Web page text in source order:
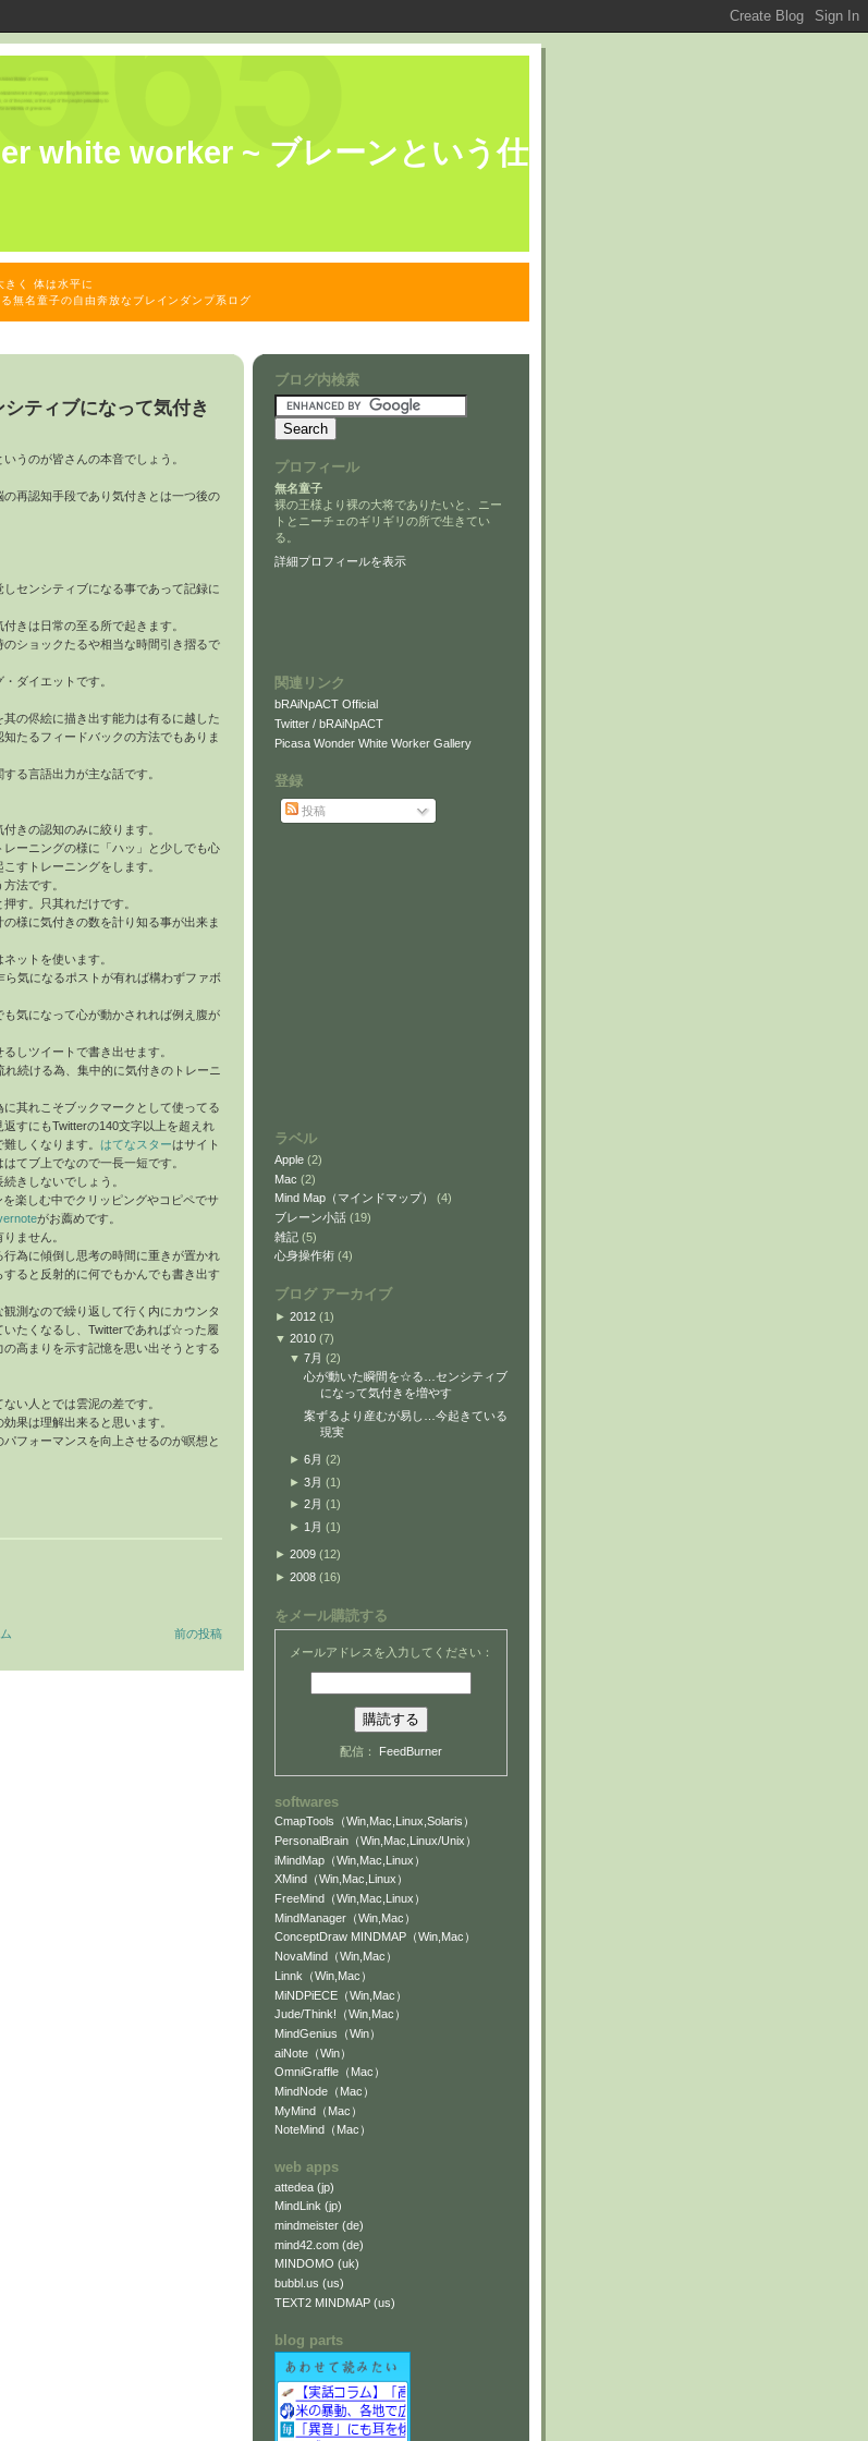
white worker ~ ブレーンという仕
きく 体は水平に
無名童子の自由奔放なブレインダンプ系ログ
ティブになって気付き
うのが皆さんの本音でしょう。
再認知手段であり気付きとは一つ後の
センシティブになる事であって記録に
きは日常の至る所で起きます。
ショックたるや相当な時間引き摺るで
ダイエットです。
の侭絵に描き出す能力は有るに越した
たるフィードバックの方法でもありま
る言語出力が主な話です。
きの認知のみに絞ります。
ーニングの様に「ハッ」と少しでも心
すトレーニングをします。
方法です。
す。只其れだけです。
様に気付きの数を計り知る事が出来ま
ットを使います。
気になるポストが有れば構わずファボ
気になって心が動かされれば例え腹が
しツイートで書き出せます。
続ける為、集中的に気付きのトレーニ
其れこそブックマークとして使ってる
すにもTwitterの140文字以上を超えれ
しくなります。 はてなスターはサイト
てブ上でなので一長一短です。
きしないでしょう。
楽しむ中でクリッピングやコピペでサ
がお薦めです。
ません。
為に傾倒し思考の時間に重きが置かれ
ると反射的に何でもかんでも書き出す
測なので繰り返して行く内にカウンタ
たくなるし、Twitterであれば☆った履
高まりを示す記憶を思い出そうとする
い人とでは雲泥の差です。
果は理解出来ると思います。
フォーマンスを向上させるのが瞑想と
前の投稿
ブログ内検索
プロフィール
無名童子
裸の王様より裸の大将でありたいと、ニー
トとニーチェのギリギリの所で生きてい
る。
詳細プロフィールを表示
関連リンク
bRAiNpACT Official
Twitter / bRAiNpACT
Picasa Wonder White Worker Gallery
登録
投稿
ラベル
Apple (2)
Mac (2)
Mind Map（マインドマップ） (4)
ブレーン小話 (19)
雑記 (5)
心身操作術 (4)
ブログ アーカイブ
► 2012 (1)
▼ 2010 (7)
▼ 7月 (2)
心が動いた瞬間を☆る…センシティブ
になって気付きを増やす
案ずるより産むが易し…今起きている
現実
► 6月 (2)
► 3月 (1)
► 2月 (1)
► 1月 (1)
► 2009 (12)
► 2008 (16)
をメール購読する
メールアドレスを入力してください：
配信： FeedBurner
softwares
CmapTools（Win,Mac,Linux,Solaris）
PersonalBrain（Win,Mac,Linux/Unix）
iMindMap（Win,Mac,Linux）
XMind（Win,Mac,Linux）
FreeMind（Win,Mac,Linux）
MindManager（Win,Mac）
ConceptDraw MINDMAP（Win,Mac）
NovaMind（Win,Mac）
Linnk（Win,Mac）
MiNDPiECE（Win,Mac）
Jude/Think!（Win,Mac）
MindGenius（Win）
aiNote（Win）
OmniGraffle（Mac）
MindNode（Mac）
MyMind（Mac）
NoteMind（Mac）
web apps
attedea (jp)
MindLink (jp)
mindmeister (de)
mind42.com (de)
MINDOMO (uk)
bubbl.us (us)
TEXT2 MINDMAP (us)
blog parts